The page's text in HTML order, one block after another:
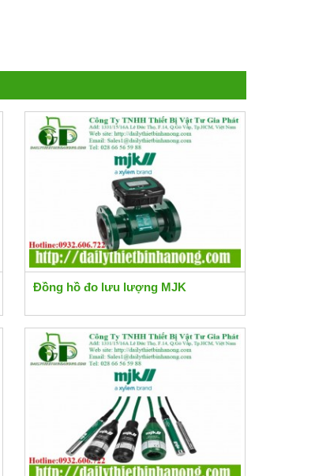
Đồng hồ đo lưu lượng MJK